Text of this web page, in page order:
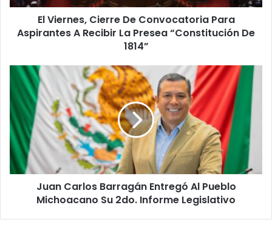
Recibir
Presea
1814”
El Viernes, Cierre De Convocatoria Para
Aspirantes A Recibir La Presea “Constitución De
1814”
Juan
Carlos
Barragán
Entregó
Al
Pueblo
Michoacano
Su
2do.
Legislativo
Juan Carlos Barragán Entregó Al Pueblo
Michoacano Su 2do. Informe Legislativo